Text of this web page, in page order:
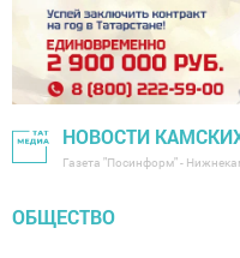
НОВОСТИ
Газета "Посинформ" -
ОБЩЕСТВО